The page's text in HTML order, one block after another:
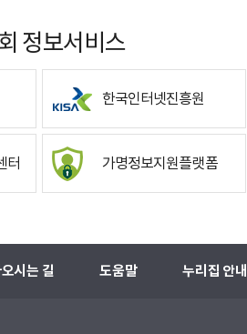
정보서비스
한국인터넷진흥원
터 가명정보지원플랫폼
시는 길 도움말 누리집 안내